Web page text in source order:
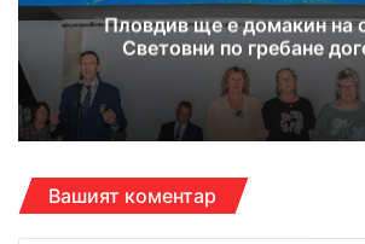
Пловдив ще е домакин на
Световни по гребане
Вашият коментар